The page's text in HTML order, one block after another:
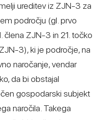
ureditev iz ZJN-3 za
področju (gl. prvo
člena ZJN-3 in 21. točko
3), ki je področje, na
naročanje, vendar
da bi obstajal
gospodarski subjekt
naročila. Takega